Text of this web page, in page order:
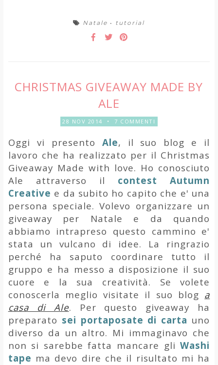
Natale • tutorial
CHRISTMAS GIVEAWAY MADE BY
ALE
28 NOV 2014 • 7 COMMENTI
Oggi vi presento Ale, il suo blog e il
lavoro che ha realizzato per il Christmas
Giveaway Made with love. Ho conosciuto
Ale attraverso il contest Autumn
Creative e da subito ho capito che e' una
persona speciale. Volevo organizzare un
giveaway per Natale e da quando
abbiamo intrapreso questo cammino e'
stata un vulcano di idee. La ringrazio
perché ha saputo coordinare tutto il
gruppo e ha messo a disposizione il suo
cuore e la sua creatività. Se volete
conoscerla meglio visitate il suo blog a
casa di Ale. Per questo giveaway ha
preparato sei portaposate di carta uno
diverso da un altro. Mi immaginavo che
non si sarebbe fatta mancare gliWashi
tape ma devo dire che il risultato mi ha